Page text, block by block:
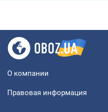
О компании
Правовая информация